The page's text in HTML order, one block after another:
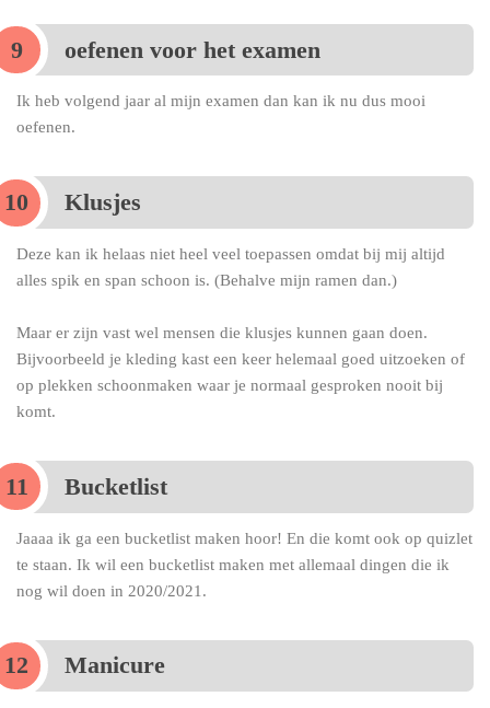
oefenen voor het examen
Ik heb volgend jaar al mijn examen dan kan ik nu dus mooi
oefenen.
Klusjes
Deze kan ik helaas niet heel veel toepassen omdat bij mij altijd
alles spik en span schoon is. (Behalve mijn ramen dan.)
Maar er zijn vast wel mensen die klusjes kunnen gaan doen.
Bijvoorbeeld je kleding kast een keer helemaal goed uitzoeken of
op plekken schoonmaken waar je normaal gesproken nooit bij
komt.
Bucketlist
Jaaaa ik ga een bucketlist maken hoor! En die komt ook op quizlet
te staan. Ik wil een bucketlist maken met allemaal dingen die ik
nog wil doen in 2020/2021.
Manicure